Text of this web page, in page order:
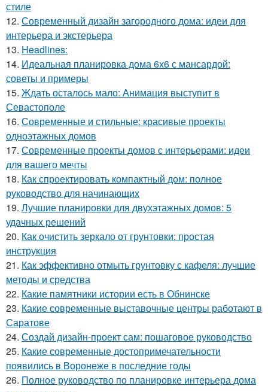
стиле
12. Современный дизайн загородного дома: идеи для
интерьера и экстерьера
13. Headlines:
14. Идеальная планировка дома 6х6 с мансардой:
советы и примеры
15. Ждать осталось мало: Анимация выступит в
Севастополе
16. Современные и стильные: красивые проекты
одноэтажных домов
17. Современные проекты домов с интерьерами: идеи
для вашего мечты
18. Как спроектировать компактный дом: полное
руководство для начинающих
19. Лучшие планировки для двухэтажных домов: 5
удачных решений
20. Как очистить зеркало от грунтовки: простая
инструкция
21. Как эффективно отмыть грунтовку с кафеля: лучшие
методы и средства
22. Какие памятники истории есть в Обнинске
23. Какие современные выставочные центры работают в
Саратове
24. Создай дизайн-проект сам: пошаговое руководство
25. Какие современные достопримечательности
появились в Воронеже в последние годы
26. Полное руководство по планировке интерьера дома